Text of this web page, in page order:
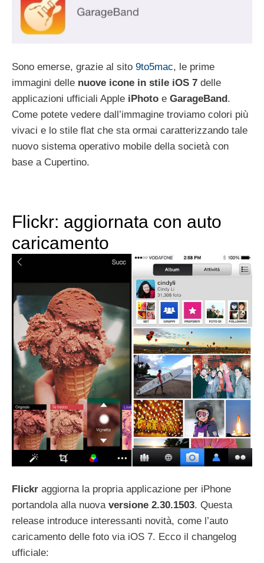
Sono emerse, grazie al sito 9to5mac, le prime
immagini delle nuove icone in stile iOS 7 delle
applicazioni ufficiali Apple iPhoto e GarageBand.
Come potete vedere dall’immagine troviamo colori più
vivaci e lo stile flat che sta ormai caratterizzando tale
nuovo sistema operativo mobile della società con
base a Cupertino.
Flickr: aggiornata con auto
caricamento
Flickr aggiorna la propria applicazione per iPhone
portandola alla nuova versione 2.30.1503. Questa
release introduce interessanti novità, come l’auto
caricamento delle foto via iOS 7. Ecco il changelog
ufficiale: